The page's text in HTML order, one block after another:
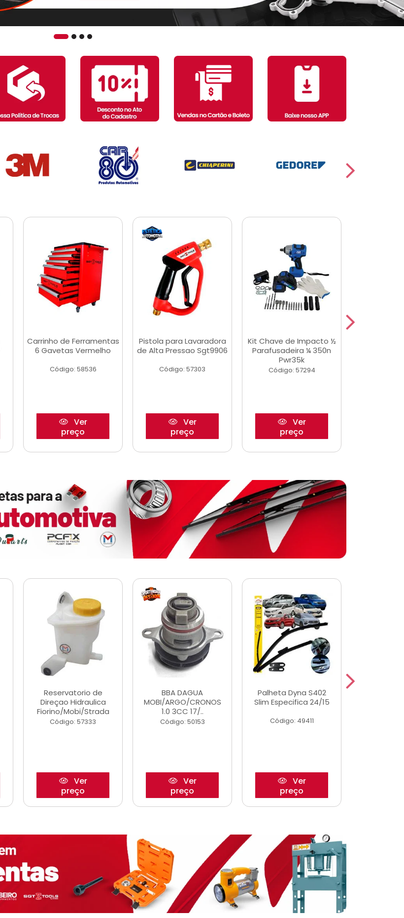
Carrinho de Ferramentas
6 Gavetas Vermelho
Código: 58536
Ver
preço
Pistola para Lavaradora
de Alta Pressao Sgt9906
Código: 57303
Ver
preço
Kit Chave de Impacto ½
Parafusadeira ¼ 350n
Pwr35k
Código: 57294
Ver
preço
Reservatorio de
Direçao Hidraulica
Fiorino/Mobi/Strada
Código: 57333
Ver
preço
BBA DAGUA
MOBI/ARGO/CRONOS
1.0 3CC 17/..
Código: 50153
Ver
preço
Palheta Dyna S402
Slim Especifica 24/15
Código: 49411
Ver
preço